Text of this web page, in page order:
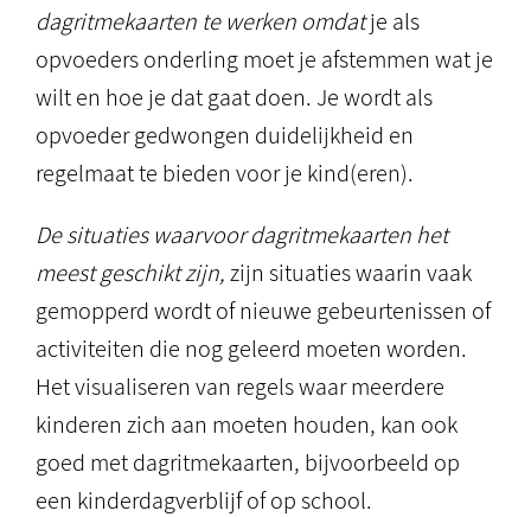
dagritmekaarten te werken omdatje als
opvoeders onderling moet je afstemmen wat je
wilt en hoe je dat gaat doen. Je wordt als
opvoeder gedwongen duidelijkheid en
regelmaat te bieden voor je kind(eren).
De situaties waarvoor dagritmekaarten het
meest geschikt zijn,zijn situaties waarin vaak
gemopperd wordt of nieuwe gebeurtenissen of
activiteiten die nog geleerd moeten worden.
Het visualiseren van regels waar meerdere
kinderen zich aan moeten houden, kan ook
goed met dagritmekaarten, bijvoorbeeld op
een kinderdagverblijf of op school.